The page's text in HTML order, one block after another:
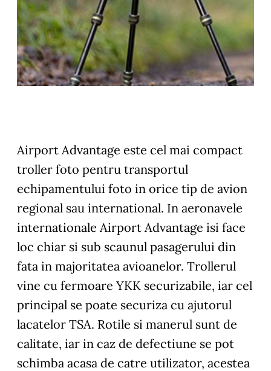
Airport Advantage este cel mai compact
troller foto pentru transportul
echipamentului foto in orice tip de avion
regional sau international. In aeronavele
internationale Airport Advantage isi face
loc chiar si sub scaunul pasagerului din
fata in majoritatea avioanelor. Trollerul
vine cu fermoare YKK securizabile, iar cel
principal se poate securiza cu ajutorul
lacatelor TSA. Rotile si manerul sunt de
calitate, iar in caz de defectiune se pot
schimba acasa de catre utilizator, acestea